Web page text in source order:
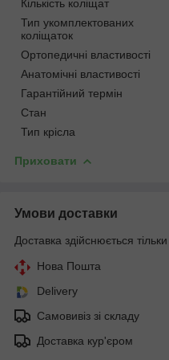
Кількість коліщат
Тип укомплектованих
коліщаток
Ортопедичні властивості
Анатомічні властивості
Гарантійний термін
Стан
Тип крісла
Приховати
Умови доставки
Доставка здійснюється
Нова Пошта
Delivery
Самовивіз зі складу
Доставка кур'єром